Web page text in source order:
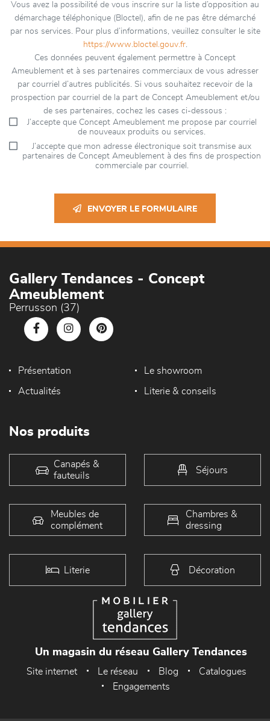
Vous avez la possibilité de vous inscrire sur la liste d’opposition au
démarchage téléphonique (Bloctel), afin de ne pas être démarché
par nos services. Pour plus d’informations, veuillez consulter le site
https://www.bloctel.gouv.fr.
Ces données peuvent également permettre à Concept
Ameublement et à ses partenaires commerciaux de vous adresser
par courriel d’autres publicités. Si vous souhaitez recevoir de la
prospection par courriel de la part de Concept Ameublement et/ou
de ses partenaires, cochez les cases ci-dessous :
J’accepte que Concept Ameublement me propose par courriel
de nouveaux produits ou services.
J’accepte que mon adresse électronique soit transmise aux
partenaires de Concept Ameublement à des fins de prospection
commerciale par courriel.
ENVOYER LE FORMULAIRE
Gallery Tendances - Concept
Ameublement
Perrusson (37)
Présentation Le showroom
Actualités Literie & conseils
Nos produits
Canapés &
fauteuils
Séjours
Meubles de
complément
Chambres &
dressing
Literie Décoration
Un magasin du réseau Gallery Tendances
Site internet Le réseau Blog
Catalogues
Engagements